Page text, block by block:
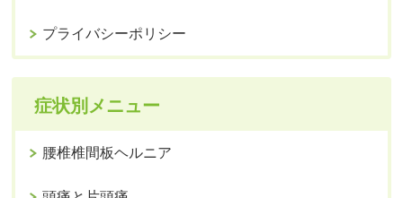
プライバシーポリシー
症状別メニュー
腰椎椎間板ヘルニア